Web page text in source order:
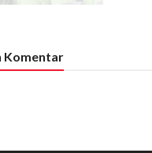
Komentar